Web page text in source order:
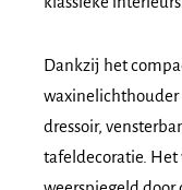
Dankzij het
waxinelichthouder
dressoir,
tafeldecoratie.